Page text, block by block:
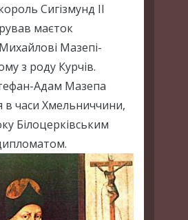
Сигізмунд II
маєток
Мазепі-
з роду Курчів.
Адам Мазепа
в часи Хмельниччини,
Білоцерківським